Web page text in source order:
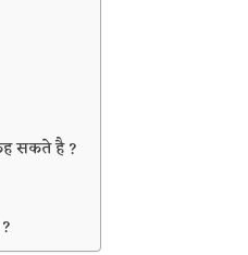
सकते है ?